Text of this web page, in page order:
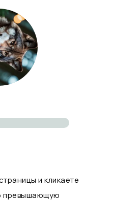
и кликаете
превышающую